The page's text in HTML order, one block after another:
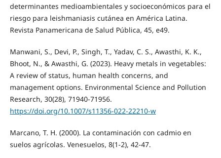
determinantes medioambientales y socioeconómicos para el
riesgo para leishmaniasis cutánea en América Latina.
Revista Panamericana de Salud Pública, 45, e49.
Manwani, S., Devi, P., Singh, T., Yadav, C. S., Awasthi, K. K.,
Bhoot, N., & Awasthi, G. (2023). Heavy metals in vegetables:
A review of status, human health concerns, and
management options. Environmental Science and Pollution
Research, 30(28), 71940-71956.
https://doi.org/10.1007/s11356-022-22210-w
Marcano, T. H. (2000). La contaminación con cadmio en
suelos agrícolas. Venesuelos, 8(1-2), 42-47.